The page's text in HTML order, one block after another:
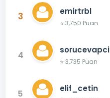
3 emirtrbl
⭐ 3,750 Puan
4 sorucevapci
⭐ 3,735 Puan
5 elif_cetin